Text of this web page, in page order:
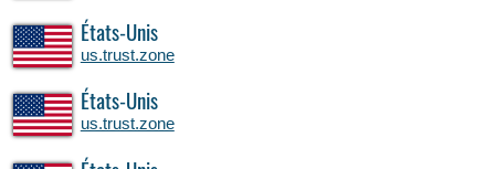
États-Unis
us.trust.zone
États-Unis
us.trust.zone